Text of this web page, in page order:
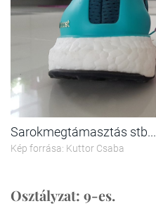
Sarokmegtámasztás stb...
Kép forrása: Kuttor Csaba
Osztályzat: 9-es.